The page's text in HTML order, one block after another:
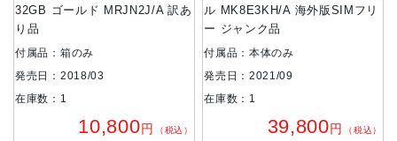
32GB ゴールド MRJN2J/A 訳あ
り品
付属品：箱のみ
発売日：2018/03
在庫数：1
10,800円 （税込）
ル MK8E3KH/A 海外版SIMフリ
ー ジャンク品
付属品：本体のみ
発売日：2021/09
在庫数：1
39,800円 （税込）